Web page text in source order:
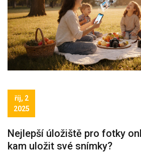
říj, 2
2025
Nejlepší úložiště pro fotky
kam uložit své snímky?